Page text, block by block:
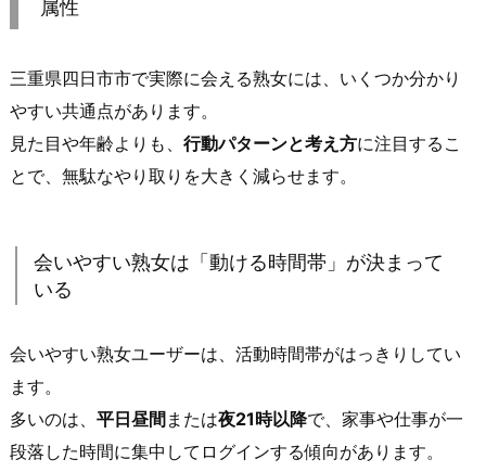
プ
ロ
フ
ィ
文
に
す
音
ワ
属性
三重県四日市市で実際に会える熟女には、いくつか分かり
やすい共通点があります。
見た目や年齢よりも、 行動パターンと考え方に注目するこ
とで、無駄なやり取りを大きく減らせます。
会いやすい熟女は「動ける時間帯」が決まって
いる
会いやすい熟女ユーザーは、活動時間帯がはっきりしてい
ます。
多いのは、 平日昼間または夜21時以降で、家事や仕事が一
段落した時間に集中してログインする傾向があります。